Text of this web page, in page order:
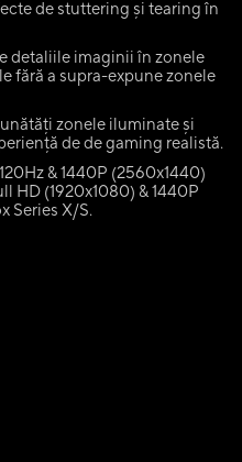
de stuttering și tearing în
detaliile imaginii în zonele
fără a supra-expune zonele
zonele iluminate și
de de gaming realistă.
& 1440P (2560x1440)
HD (1920x1080) & 1440P
Series X/S.